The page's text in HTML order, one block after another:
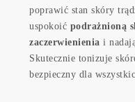
poprawić stan skóry
uspokoić podrażnioną
zaczerwienienia i
Skutecznie tonizuje
bezpieczny dla